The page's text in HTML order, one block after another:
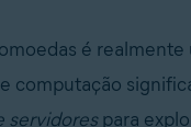
é
computação
servidores para